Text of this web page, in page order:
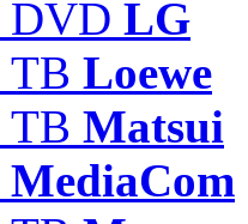
DVD LG
ТВ Loewe
ТВ Matsui
MediaCom